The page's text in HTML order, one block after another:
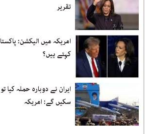
تقریر
امریکہ میں الیکشن:
کہتے ہیں؟
ایران نے دوبارہ حملہ کیا
سکیں گے: امریکہ